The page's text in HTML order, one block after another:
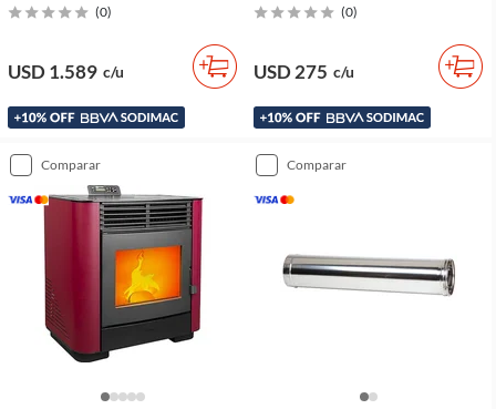
(0)
USD 1.589 c/u
(0)
USD 275 c/u
comparar comparar